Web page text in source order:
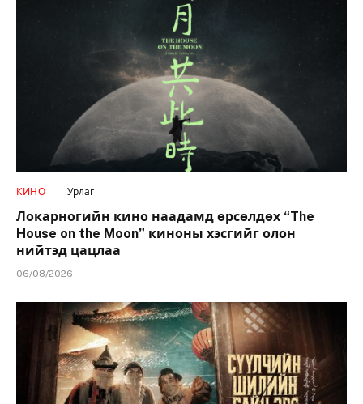
КИНО Урлаг
Локарногийн кино наадамд өрсөлдөх “The
House on the Moon” киноны хэсгийг олон
нийтэд цацлаа
06/08/2026